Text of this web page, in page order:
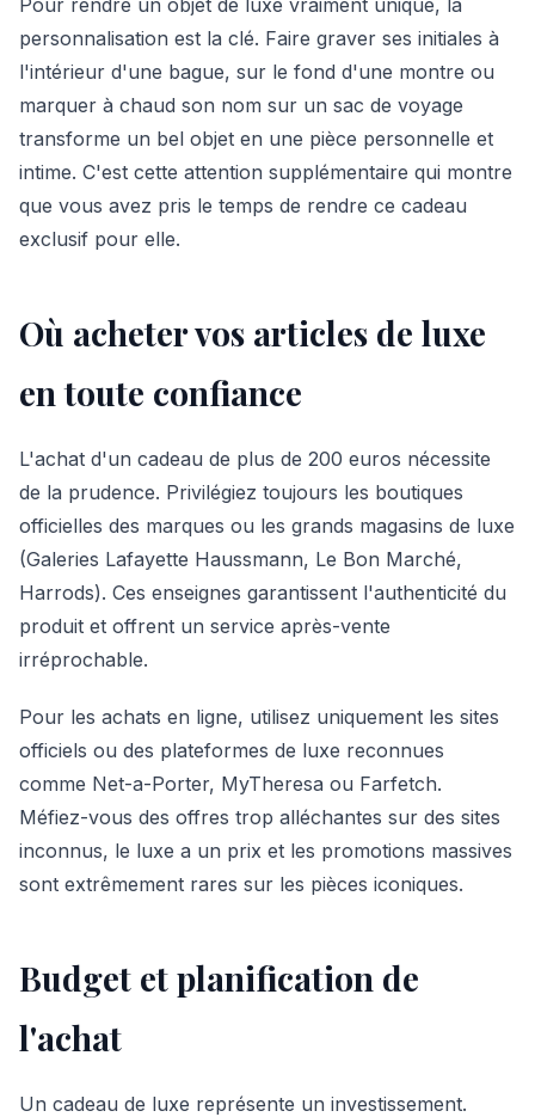
personnalisation est la clé. Faire graver ses initiales à
l'intérieur d'une bague, sur le fond d'une montre ou
marquer à chaud son nom sur un sac de voyage
transforme un bel objet en une pièce personnelle et
intime. C'est cette attention supplémentaire qui montre
que vous avez pris le temps de rendre ce cadeau
exclusif pour elle.
Où acheter vos articles de luxe
en toute confiance
L'achat d'un cadeau de plus de 200 euros nécessite
de la prudence. Privilégiez toujours les boutiques
officielles des marques ou les grands magasins de luxe
(Galeries Lafayette Haussmann, Le Bon Marché,
Harrods). Ces enseignes garantissent l'authenticité du
produit et offrent un service après-vente
irréprochable.
Pour les achats en ligne, utilisez uniquement les sites
officiels ou des plateformes de luxe reconnues
comme Net-a-Porter, MyTheresa ou Farfetch.
Méfiez-vous des offres trop alléchantes sur des sites
inconnus, le luxe a un prix et les promotions massives
sont extrêmement rares sur les pièces iconiques.
Budget et planification de
l'achat
Un cadeau de luxe représente un investissement.